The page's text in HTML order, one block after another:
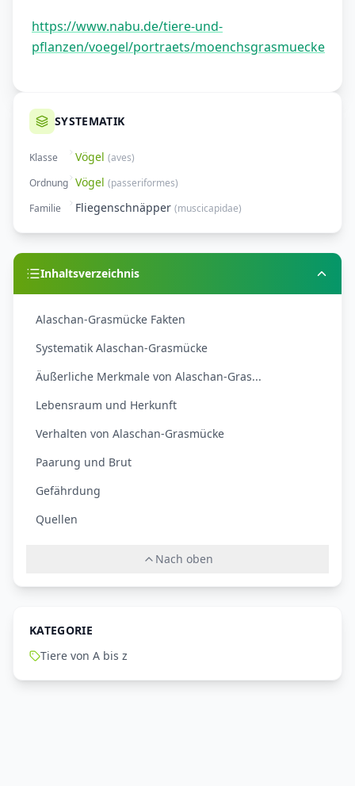
https://www.nabu.de/tiere-und-
pflanzen/voegel/portraets/moenchsgrasmuecke
SYSTEMATIK
Klasse Vögel (aves)
Ordnung Vögel (passeriformes)
Familie
Fliegenschnäpper (muscicapidae)
Inhaltsverzeichnis
Alaschan-Grasmücke Fakten
Systematik Alaschan-Grasmücke
Äußerliche Merkmale von Alaschan-Gras...
Lebensraum und Herkunft
Verhalten von Alaschan-Grasmücke
Paarung und Brut
Gefährdung
Quellen
Nach oben
KATEGORIE
Tiere von A bis z